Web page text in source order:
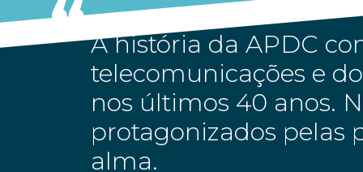
A história da APDC
telecomunicações e
nos últimos 40 anos.
protagonizados pelas
alma.